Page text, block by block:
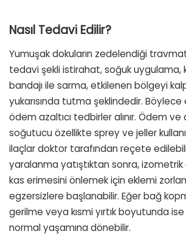
Nasıl Tedavi Edilir?
Yumuşak dokuların zedelendiği
tedavi şekli istirahat, soğuk uygulama,
bandajı ile sarma, etkilenen bölgeyi
yukarısında tutma şeklindedir.
ödem azaltıcı tedbirler alınır. Ödem ve
soğutucu özellikte sprey ve jeller
ilaçlar doktor tarafından reçete
yaralanma yatıştıktan sonra,
kas erimesini önlemek için eklemi
egzersizlere başlanabilir. Eğer bağ
gerilme veya kısmi yırtık boyutunda
normal yaşamına dönebilir.